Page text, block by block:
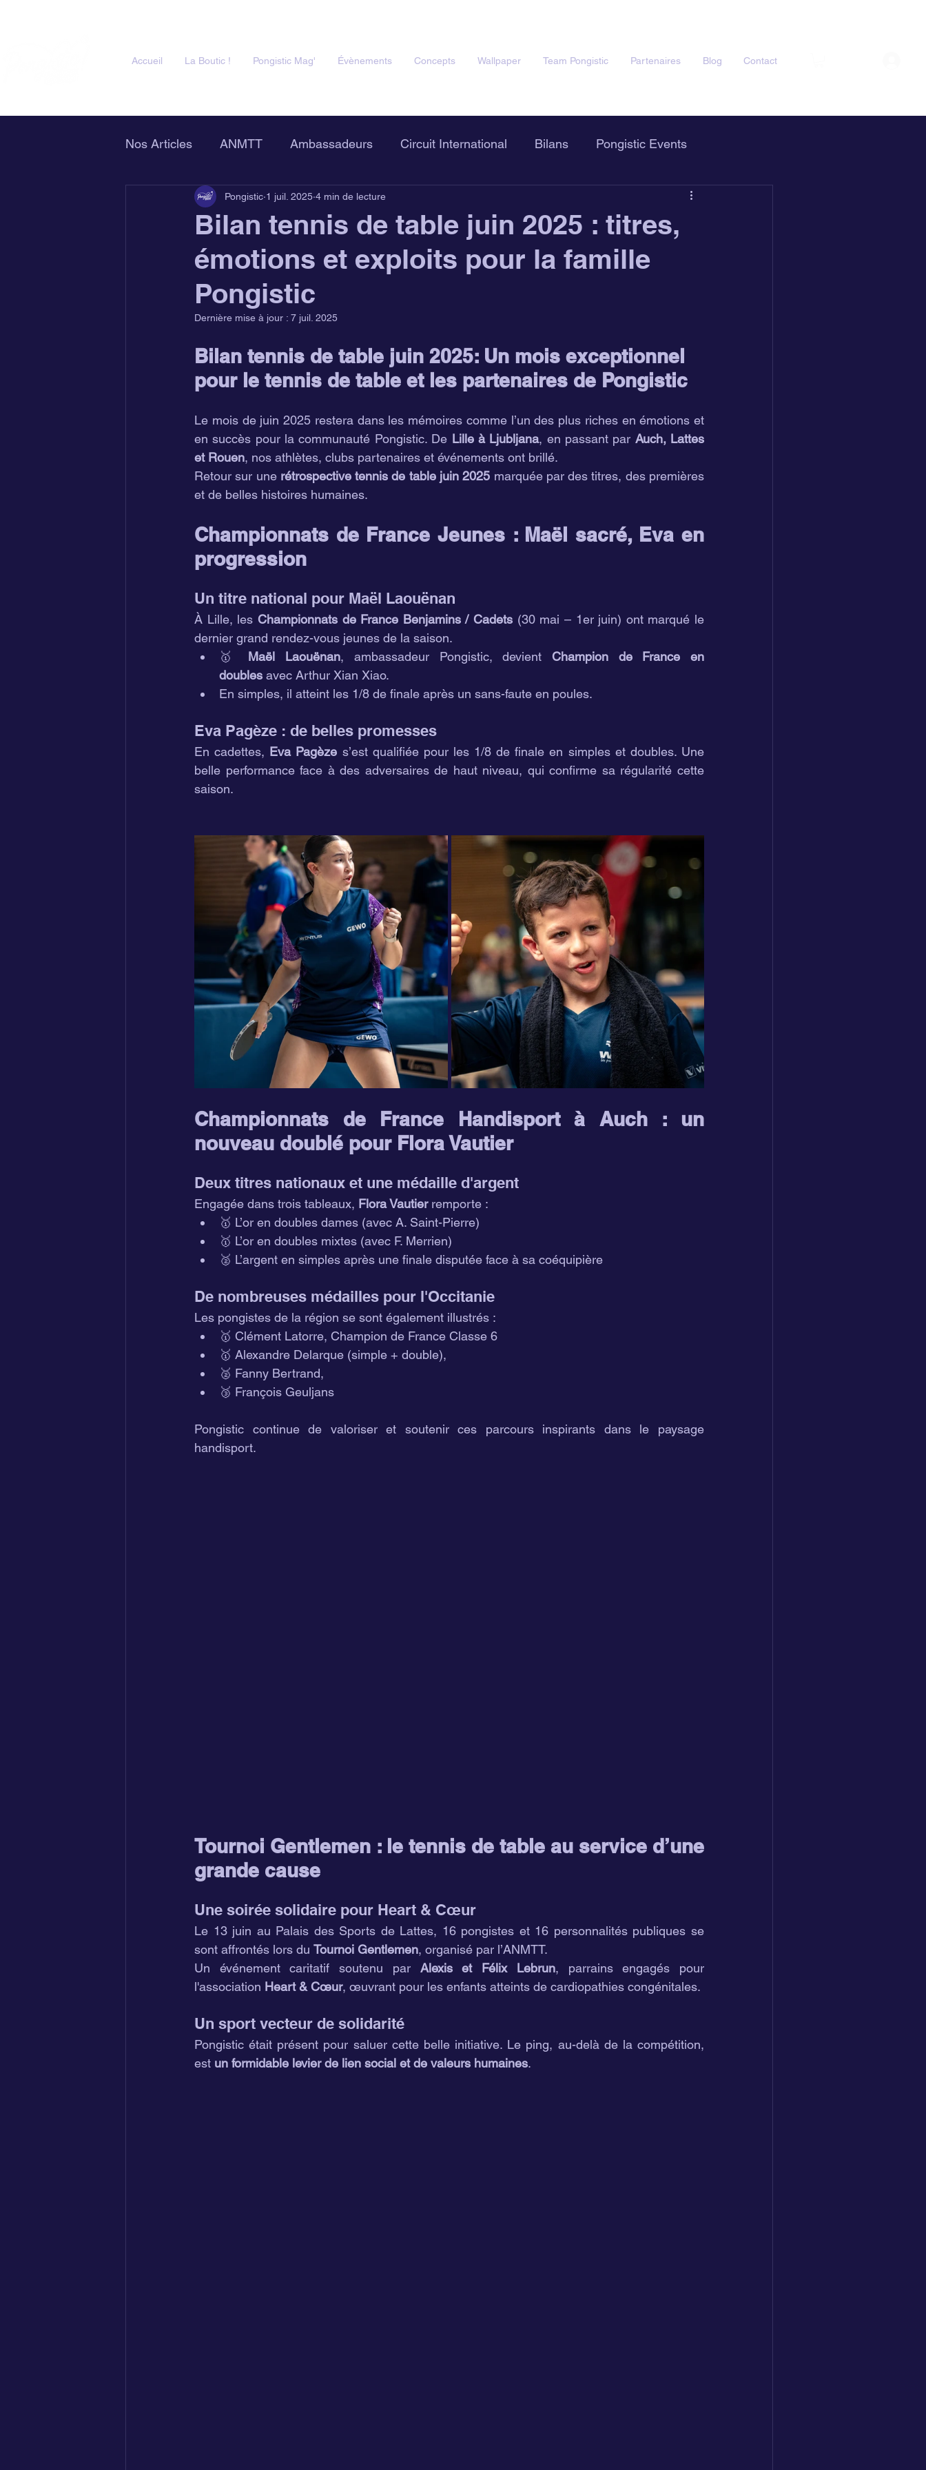
Accueil La Boutic ! Pongistic Mag' Évènements Concepts Wallpaper Team Pongistic Partenaires Blog Contact
Nos Articles ANMTT Ambassadeurs Circuit International Bilans Pongistic Events
Clubs Partenaires Pongistic Mag'
Bilan tennis de table juin 2025 : titres,
émotions et exploits pour la famille
Pongistic
Pongistic 1 juil. 2025 4 min de lecture
Dernière mise à jour : 7 juil. 2025
Bilan tennis de table juin 2025: Un mois exceptionnel
pour le tennis de table et les partenaires de Pongistic
Le mois de juin 2025 restera dans les mémoires comme l’un des plus riches en émotions et
en succès pour la communauté Pongistic. De Lille à Ljubljana, en passant par Auch, Lattes
et Rouen, nos athlètes, clubs partenaires et événements ont brillé.
Retour sur une rétrospective tennis de table juin 2025 marquée par des titres, des premières
et de belles histoires humaines.
Championnats de France Jeunes : Maël sacré, Eva en
progression
Un titre national pour Maël Laouënan
À Lille, les Championnats de France Benjamins / Cadets (30 mai – 1er juin) ont marqué le
dernier grand rendez-vous jeunes de la saison.
🥇 Maël Laouënan, ambassadeur Pongistic, devient Champion de France en
doubles avec Arthur Xian Xiao.
En simples, il atteint les 1/8 de finale après un sans-faute en poules.
Eva Pagèze : de belles promesses
En cadettes, Eva Pagèze s’est qualifiée pour les 1/8 de finale en simples et doubles. Une
belle performance face à des adversaires de haut niveau, qui confirme sa régularité cette
saison.
Championnats de France Handisport à Auch : un
nouveau doublé pour Flora Vautier
Deux titres nationaux et une médaille d'argent
Engagée dans trois tableaux, Flora Vautier remporte :
🥇 L’or en doubles dames (avec A. Saint-Pierre)
🥇 L’or en doubles mixtes (avec F. Merrien)
🥈 L’argent en simples après une finale disputée face à sa coéquipière
De nombreuses médailles pour l'Occitanie
Les pongistes de la région se sont également illustrés :
🥇 Clément Latorre, Champion de France Classe 6
🥇 Alexandre Delarque (simple + double),
🥈 Fanny Bertrand,
🥉 François Geuljans
Pongistic continue de valoriser et soutenir ces parcours inspirants dans le paysage
handisport.
Tournoi Gentlemen : le tennis de table au service d’une
grande cause
Une soirée solidaire pour Heart & Cœur
Le 13 juin au Palais des Sports de Lattes, 16 pongistes et 16 personnalités publiques se
sont affrontés lors du Tournoi Gentlemen, organisé par l’ANMTT.
Un événement caritatif soutenu par Alexis et Félix Lebrun, parrains engagés pour
l'association Heart & Cœur, œuvrant pour les enfants atteints de cardiopathies congénitales.
Un sport vecteur de solidarité
Pongistic était présent pour saluer cette belle initiative. Le ping, au-delà de la compétition,
est un formidable levier de lien social et de valeurs humaines.